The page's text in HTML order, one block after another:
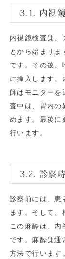
3.1. 内視
内視鏡検査は、
とから始まりま
です。その後、
に挿入します。
師はモニターを
査中は、胃内の
めます。最後に
行います。
3.2. 診察
診察前には、患
ます。そして、
この麻酔は、内
です。麻酔は通
方法で行います